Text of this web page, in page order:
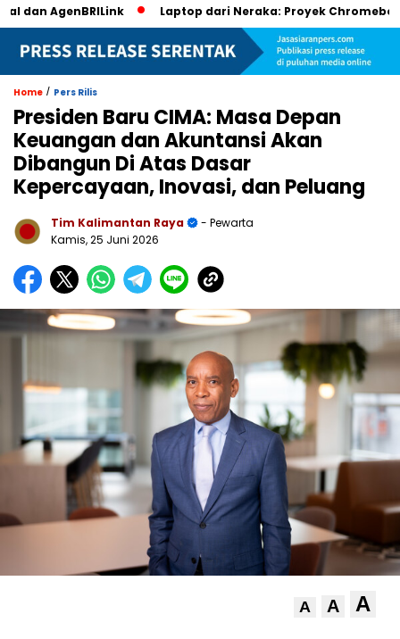
Laptop dari Neraka: Proyek Chromebook
Home / Pers Rilis
Presiden Baru CIMA: Masa Depan
Keuangan dan Akuntansi Akan
Dibangun Di Atas Dasar
Kepercayaan, Inovasi, dan Peluang
Tim Kalimantan Raya
- Pewarta
Kamis, 25 Juni 2026
A A A